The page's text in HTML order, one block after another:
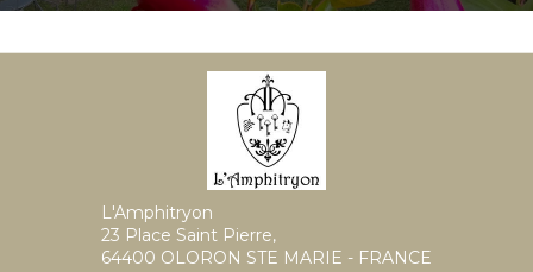
L'Amphitryon
23 Place Saint Pierre,
64400 OLORON STE MARIE - FRANCE